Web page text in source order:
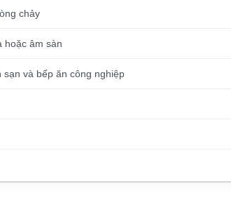
chảy
hoặc âm sàn
và bếp ăn công nghiệp